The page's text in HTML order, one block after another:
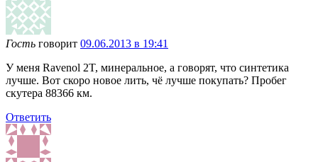
Гость говорит 09.06.2013 в 19:41
У меня Ravenol 2T, минеральное, а говорят, что синтетика
лучше. Вот скоро новое лить, чё лучше покупать? Пробег
скутера 88366 км.
Ответить